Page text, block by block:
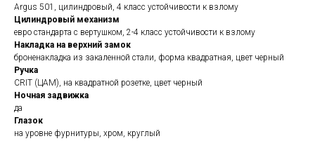
Argus 501, цилиндровый, 4 класс устойчивости к взлому
Цилиндровый механизм
евро стандарта с вертушком, 2-4 класс устойчивости к взлому
Накладка на верхний замок
броненакладка из закаленной стали, форма квадратная, цвет черный
Ручка
CRIT (ЦАМ), на квадратной розетке, цвет черный
Ночная задвижка
да
Глазок
на уровне фурнитуры, хром, круглый